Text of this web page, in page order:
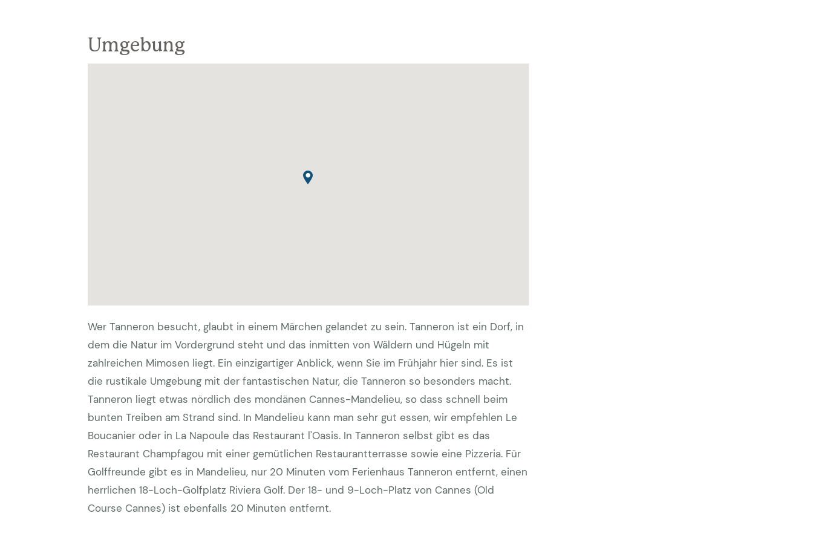
Umgebung
Wer Tanneron besucht, glaubt in einem Märchen gelandet zu sein. Tanneron ist ein Dorf, in
dem die Natur im Vordergrund steht und das inmitten von Wäldern und Hügeln mit
zahlreichen Mimosen liegt. Ein einzigartiger Anblick, wenn Sie im Frühjahr hier sind. Es ist
die rustikale Umgebung mit der fantastischen Natur, die Tanneron so besonders macht.
Tanneron liegt etwas nördlich des mondänen Cannes-Mandelieu, so dass schnell beim
bunten Treiben am Strand sind. In Mandelieu kann man sehr gut essen, wir empfehlen Le
Boucanier oder in La Napoule das Restaurant l'Oasis. In Tanneron selbst gibt es das
Restaurant Champfagou mit einer gemütlichen Restaurantterrasse sowie eine Pizzeria. Für
Golffreunde gibt es in Mandelieu, nur 20 Minuten vom Ferienhaus Tanneron entfernt, einen
herrlichen 18-Loch-Golfplatz Riviera Golf. Der 18- und 9-Loch-Platz von Cannes (Old
Course Cannes) ist ebenfalls 20 Minuten entfernt.